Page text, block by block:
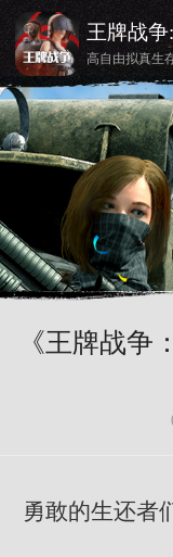
王牌战
高自由拟真生
《王牌战争
勇敢的生还者